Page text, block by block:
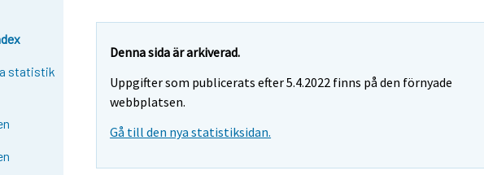
statistik
Denna sida är arkiverad.
Uppgifter som publicerats efter 5.4.2022 finns på den förnyade
webbplatsen.
Gå till den nya statistiksidan.